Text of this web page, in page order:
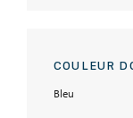
COULEUR
Bleu